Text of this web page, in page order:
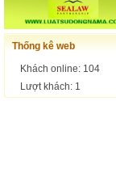
Thống kê web
Khách online: 104
Lượt khách: 1